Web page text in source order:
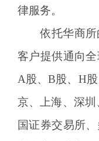
律服务。
依托华商
客户提供通向
A股、B股、H
京、上海、深
国证券交易所